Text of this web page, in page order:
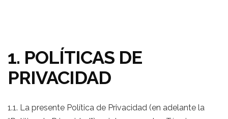
1. POLÍTICAS DE
PRIVACIDAD
1.1. La presente Política de Privacidad (en adelante la